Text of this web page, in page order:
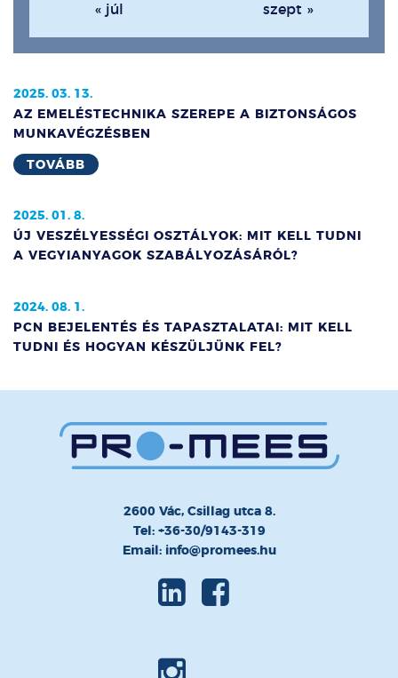
« júl szept »
2025. 03. 13.
AZ EMELÉSTECHNIKA SZEREPE A BIZTONSÁGOS
MUNKAVÉGZÉSBEN
TOVÁBB
2025. 01. 8.
ÚJ VESZÉLYESSÉGI OSZTÁLYOK: MIT KELL TUDNI
A VEGYIANYAGOK SZABÁLYOZÁSÁRÓL?
2024. 08. 1.
PCN BEJELENTÉS ÉS TAPASZTALATAI: MIT KELL
TUDNI ÉS HOGYAN KÉSZÜLJÜNK FEL?
2600 Vác, Csillag utca 8.
Tel: +36-30/9143-319
Email: info@promees.hu